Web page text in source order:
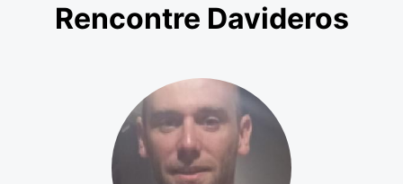
Rencontre Davideros